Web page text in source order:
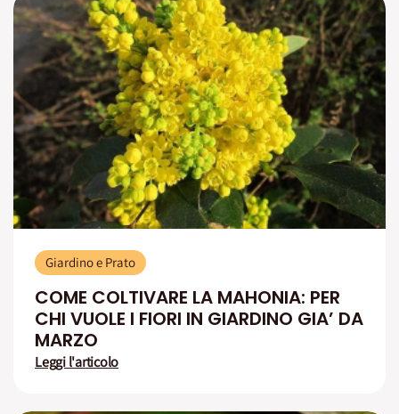
Giardino e Prato
COME COLTIVARE LA MAHONIA: PER
CHI VUOLE I FIORI IN GIARDINO GIA’ DA
MARZO
Leggi l'articolo